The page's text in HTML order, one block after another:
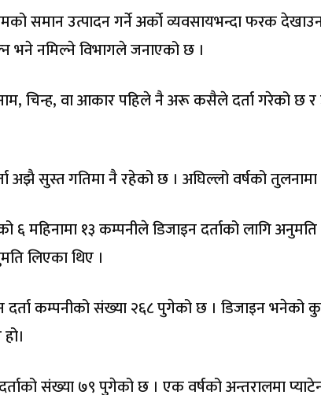
समान उत्पादन गर्ने अर्को व्यवसायभन्दा फरक
भने नमिल्ने विभागले जनाएको छ ।
नाम, चिन्ह, वा आकार पहिले नै अरू कसैले दर्ता गरेको छ
अझै सुस्त गतिमा नै रहेको छ । अघिल्लो वर्षको
६ महिनामा १३ कम्पनीले डिजाइन दर्ताको लागि
लिएका थिए ।
दर्ता कम्पनीको संख्या २६८ पुगेको छ । डिजाइन भनेको
संख्या ७९ पुगेको छ । एक वर्षको अन्तरालमा